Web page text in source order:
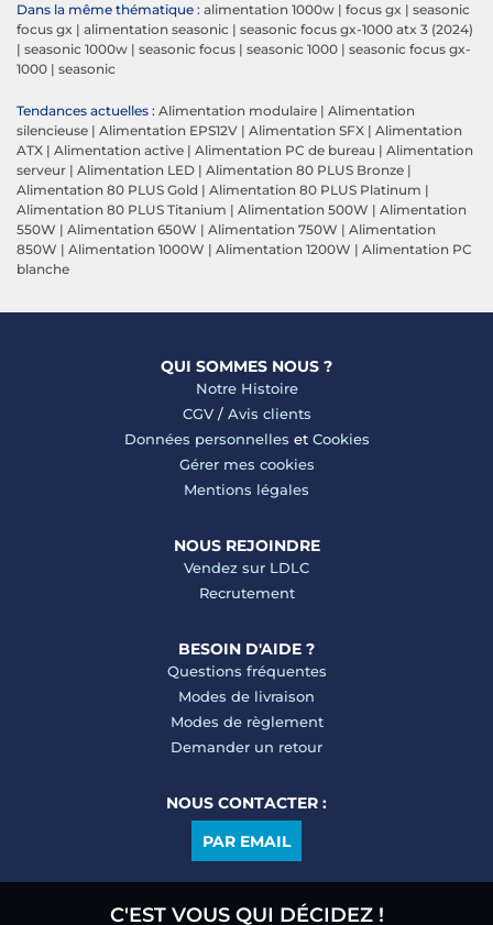
Dans la même thématique : alimentation 1000w | focus gx | seasonic
focus gx | alimentation seasonic | seasonic focus gx-1000 atx 3 (2024)
| seasonic 1000w | seasonic focus | seasonic 1000 | seasonic focus gx-
1000 | seasonic
Tendances actuelles : Alimentation modulaire | Alimentation
silencieuse | Alimentation EPS12V | Alimentation SFX | Alimentation
ATX | Alimentation active | Alimentation PC de bureau | Alimentation
serveur | Alimentation LED | Alimentation 80 PLUS Bronze |
Alimentation 80 PLUS Gold | Alimentation 80 PLUS Platinum |
Alimentation 80 PLUS Titanium | Alimentation 500W | Alimentation
550W | Alimentation 650W | Alimentation 750W | Alimentation
850W | Alimentation 1000W | Alimentation 1200W | Alimentation PC
blanche
QUI SOMMES NOUS ?
Notre Histoire
CGV/ Avis clients
Données personnelles et Cookies
Gérer mes cookies
Mentions légales
NOUS REJOINDRE
Vendez sur LDLC
Recrutement
BESOIN D'AIDE ?
Questions fréquentes
Modes de livraison
Modes de règlement
Demander un retour
NOUS CONTACTER :
PAR EMAIL
C'EST VOUS QUI DÉCIDEZ !